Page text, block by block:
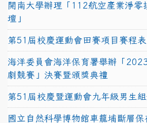
開南大學辦理「112航空產業淨零
壇」
第51屆校慶運動會田賽項目賽程
海洋委員會海洋保育署舉辦「
劇競賽」決賽暨頒獎典禮
第51屆校慶暨運動會九年級男生
國立自然科學博物館車籠埔斷層